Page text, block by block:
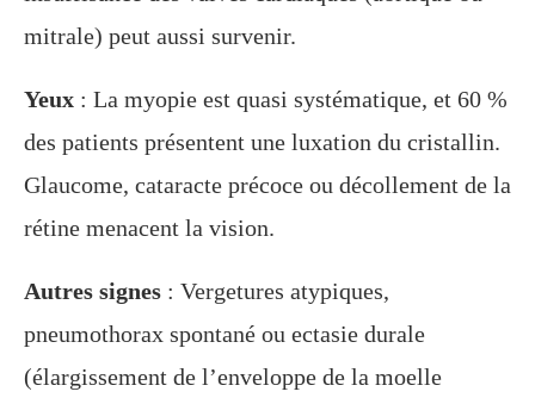
mitrale) peut aussi survenir.
Yeux : La myopie est quasi systématique, et 60 %
des patients présentent une luxation du cristallin.
Glaucome, cataracte précoce ou décollement de la
rétine menacent la vision.
Autres signes : Vergetures atypiques,
pneumothorax spontané ou ectasie durale
(élargissement de l’enveloppe de la moelle